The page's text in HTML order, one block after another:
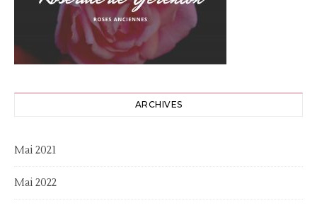
ARCHIVES
Mai 2021
Mai 2022